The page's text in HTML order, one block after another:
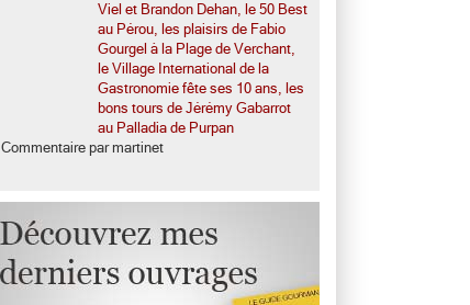
Viel et Brandon Dehan, le 50 Best
au Pérou, les plaisirs de Fabio
Gourgel à la Plage de Verchant,
le Village International de la
Gastronomie fête ses 10 ans, les
bons tours de Jérémy Gabarrot
au Palladia de Purpan
Commentaire par martinet